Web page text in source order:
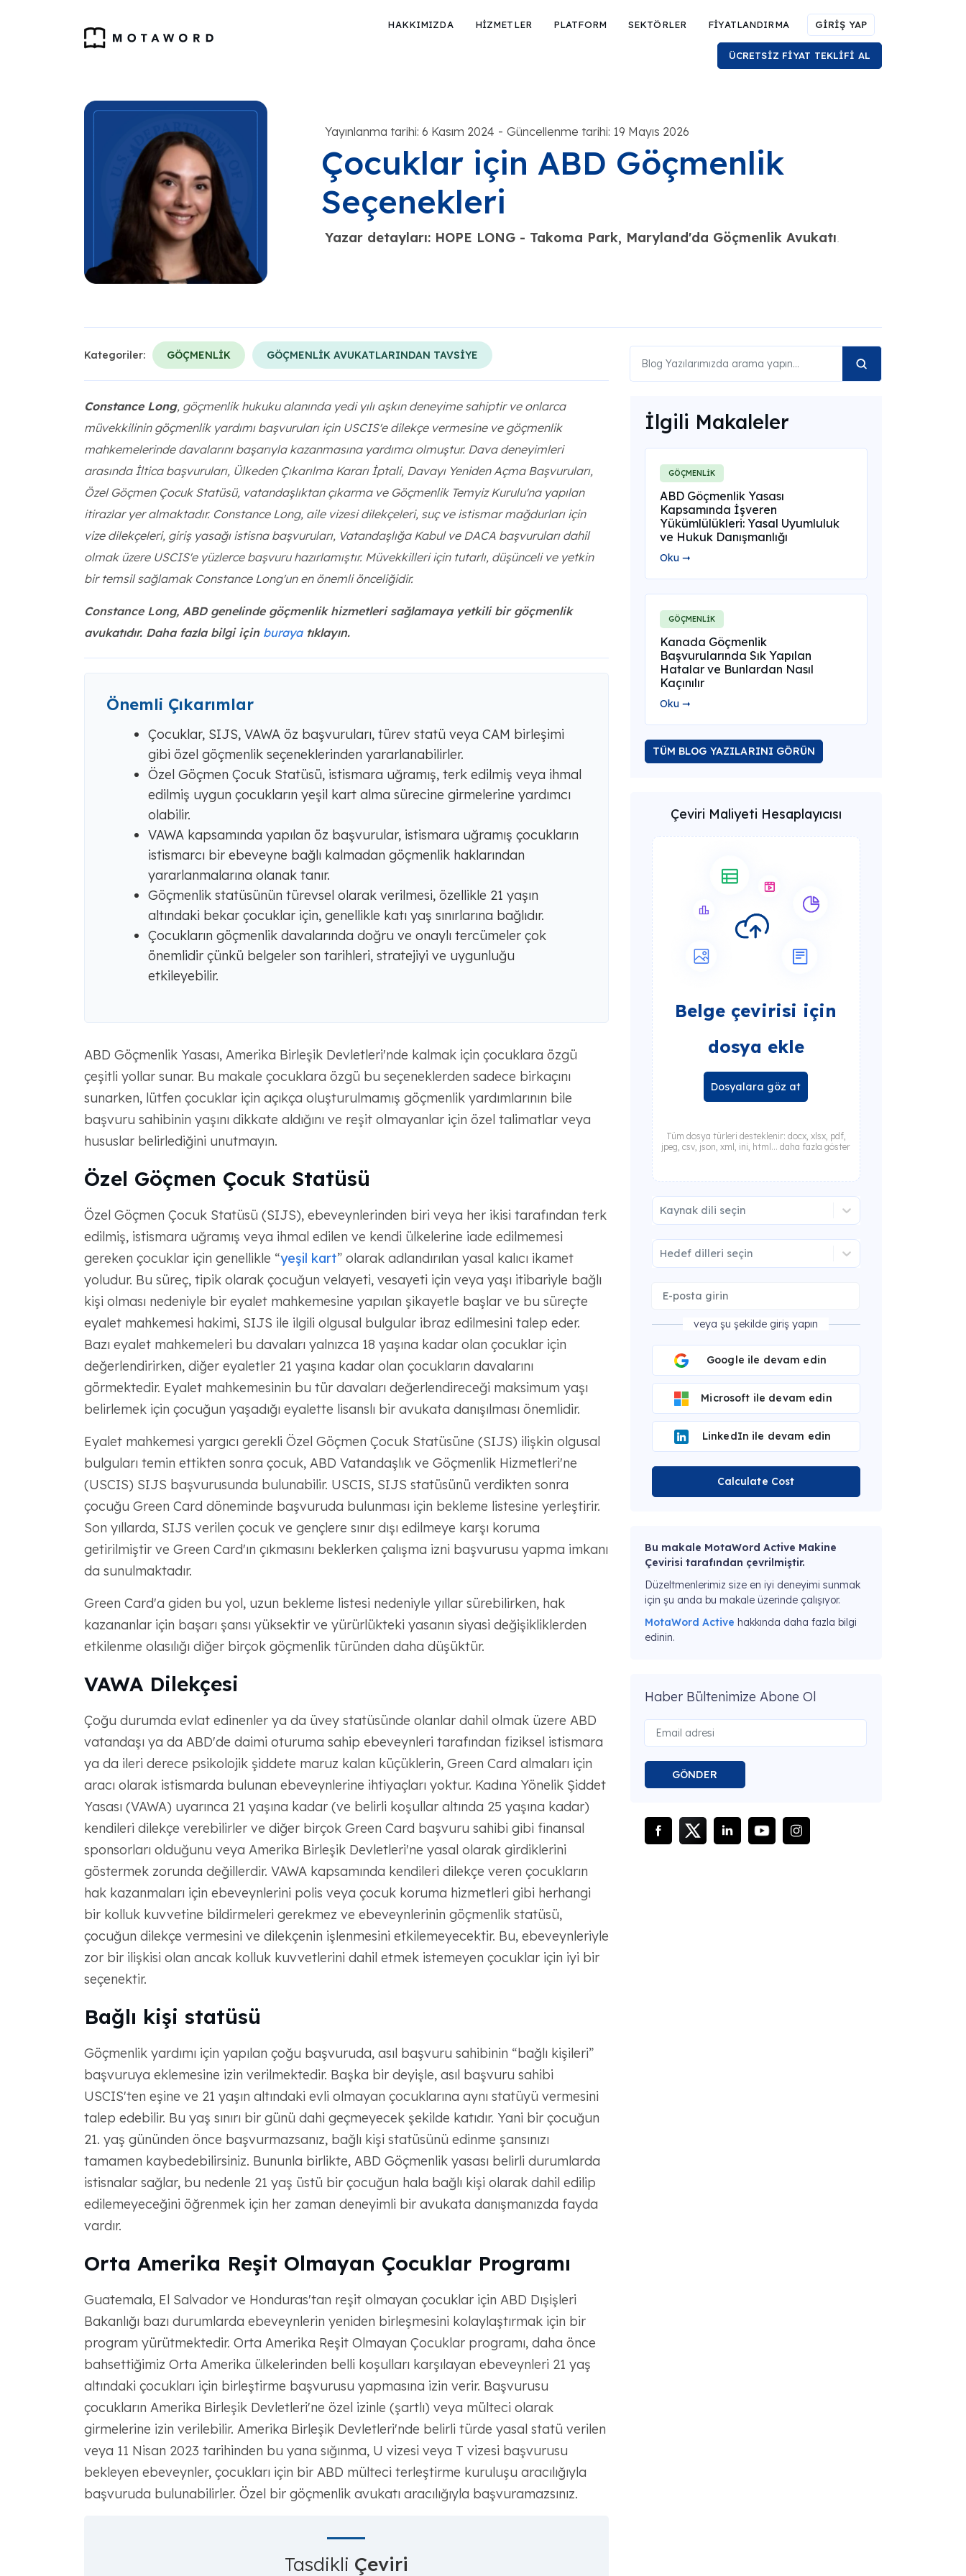
HAKKIMIZDA HİZMETLER PLATFORM SEKTÖRLER FİYATLANDIRMA GİRİŞ YAP
ÜCRETSİZ FİYAT TEKLİFİ AL
Yayınlanma tarihi: 6 Kasım 2024 - Güncellenme tarihi: 19 Mayıs 2026
Çocuklar için ABD Göçmenlik
Seçenekleri
Yazar detayları: HOPE LONG - Takoma Park, Maryland'da Göçmenlik Avukatı.
Kategoriler: GÖÇMENLİK GÖÇMENLİK AVUKATLARINDAN TAVSİYE
Constance Long, göçmenlik hukuku alanında yedi yılı aşkın deneyime sahiptir ve onlarca
müvekkilinin göçmenlik yardımı başvuruları için USCIS'e dilekçe vermesine ve göçmenlik
mahkemelerinde davalarını başarıyla kazanmasına yardımcı olmuştur. Dava deneyimleri
arasında İltica başvuruları, Ülkeden Çıkarılma Kararı İptali, Davayı Yeniden Açma Başvuruları,
Özel Göçmen Çocuk Statüsü, vatandaşlıktan çıkarma ve Göçmenlik Temyiz Kurulu'na yapılan
itirazlar yer almaktadır. Constance Long, aile vizesi dilekçeleri, suç ve istismar mağdurları için
vize dilekçeleri, giriş yasağı istisna başvuruları, Vatandaşlığa Kabul ve DACA başvuruları dahil
olmak üzere USCIS'e yüzlerce başvuru hazırlamıştır. Müvekkilleri için tutarlı, düşünceli ve yetkin
bir temsil sağlamak Constance Long'un en önemli önceliğidir.
Constance Long, ABD genelinde göçmenlik hizmetleri sağlamaya yetkili bir göçmenlik
avukatıdır. Daha fazla bilgi için burayatıklayın.
Önemli Çıkarımlar
Çocuklar, SIJS, VAWA öz başvuruları, türev statü veya CAM birleşimi
gibi özel göçmenlik seçeneklerinden yararlanabilirler.
Özel Göçmen Çocuk Statüsü, istismara uğramış, terk edilmiş veya ihmal
edilmiş uygun çocukların yeşil kart alma sürecine girmelerine yardımcı
olabilir.
VAWA kapsamında yapılan öz başvurular, istismara uğramış çocukların
istismarcı bir ebeveyne bağlı kalmadan göçmenlik haklarından
yararlanmalarına olanak tanır.
Göçmenlik statüsünün türevsel olarak verilmesi, özellikle 21 yaşın
altındaki bekar çocuklar için, genellikle katı yaş sınırlarına bağlıdır.
Çocukların göçmenlik davalarında doğru ve onaylı tercümeler çok
önemlidir çünkü belgeler son tarihleri, stratejiyi ve uygunluğu
etkileyebilir.
ABD Göçmenlik Yasası, Amerika Birleşik Devletleri'nde kalmak için çocuklara özgü
çeşitli yollar sunar. Bu makale çocuklara özgü bu seçeneklerden sadece birkaçını
sunarken, lütfen çocuklar için açıkça oluşturulmamış göçmenlik yardımlarının bile
başvuru sahibinin yaşını dikkate aldığını ve reşit olmayanlar için özel talimatlar veya
hususlar belirlediğini unutmayın.
Özel Göçmen Çocuk Statüsü
Özel Göçmen Çocuk Statüsü (SIJS), ebeveynlerinden biri veya her ikisi tarafından terk
edilmiş, istismara uğramış veya ihmal edilen ve kendi ülkelerine iade edilmemesi
gereken çocuklar için genellikle “yeşil kart” olarak adlandırılan yasal kalıcı ikamet
yoludur. Bu süreç, tipik olarak çocuğun velayeti, vesayeti için veya yaşı itibariyle bağlı
kişi olması nedeniyle bir eyalet mahkemesine yapılan şikayetle başlar ve bu süreçte
eyalet mahkemesi hakimi, SIJS ile ilgili olgusal bulgular ibraz edilmesini talep eder.
Bazı eyalet mahkemeleri bu davaları yalnızca 18 yaşına kadar olan çocuklar için
değerlendirirken, diğer eyaletler 21 yaşına kadar olan çocukların davalarını
görmektedir. Eyalet mahkemesinin bu tür davaları değerlendireceği maksimum yaşı
belirlemek için çocuğun yaşadığı eyalette lisanslı bir avukata danışılması önemlidir.
Eyalet mahkemesi yargıcı gerekli Özel Göçmen Çocuk Statüsüne (SIJS) ilişkin olgusal
bulguları temin ettikten sonra çocuk, ABD Vatandaşlık ve Göçmenlik Hizmetleri'ne
(USCIS) SIJS başvurusunda bulunabilir. USCIS, SIJS statüsünü verdikten sonra
çocuğu Green Card döneminde başvuruda bulunması için bekleme listesine yerleştirir.
Son yıllarda, SIJS verilen çocuk ve gençlere sınır dışı edilmeye karşı koruma
getirilmiştir ve Green Card'ın çıkmasını beklerken çalışma izni başvurusu yapma imkanı
da sunulmaktadır.
Green Card'a giden bu yol, uzun bekleme listesi nedeniyle yıllar sürebilirken, hak
kazananlar için başarı şansı yüksektir ve yürürlükteki yasanın siyasi değişikliklerden
etkilenme olasılığı diğer birçok göçmenlik türünden daha düşüktür.
VAWA Dilekçesi
Çoğu durumda evlat edinenler ya da üvey statüsünde olanlar dahil olmak üzere ABD
vatandaşı ya da ABD'de daimi oturuma sahip ebeveynleri tarafından fiziksel istismara
ya da ileri derece psikolojik şiddete maruz kalan küçüklerin, Green Card almaları için
aracı olarak istismarda bulunan ebeveynlerine ihtiyaçları yoktur. Kadına Yönelik Şiddet
Yasası (VAWA) uyarınca 21 yaşına kadar (ve belirli koşullar altında 25 yaşına kadar)
kendileri dilekçe verebilirler ve diğer birçok Green Card başvuru sahibi gibi finansal
sponsorları olduğunu veya Amerika Birleşik Devletleri'ne yasal olarak girdiklerini
göstermek zorunda değillerdir. VAWA kapsamında kendileri dilekçe veren çocukların
hak kazanmaları için ebeveynlerini polis veya çocuk koruma hizmetleri gibi herhangi
bir kolluk kuvvetine bildirmeleri gerekmez ve ebeveynlerinin göçmenlik statüsü,
çocuğun dilekçe vermesini ve dilekçenin işlenmesini etkilemeyecektir. Bu, ebeveynleriyle
zor bir ilişkisi olan ancak kolluk kuvvetlerini dahil etmek istemeyen çocuklar için iyi bir
seçenektir.
Bağlı kişi statüsü
Göçmenlik yardımı için yapılan çoğu başvuruda, asıl başvuru sahibinin “bağlı kişileri”
başvuruya eklemesine izin verilmektedir. Başka bir deyişle, asıl başvuru sahibi
USCIS'ten eşine ve 21 yaşın altındaki evli olmayan çocuklarına aynı statüyü vermesini
talep edebilir. Bu yaş sınırı bir günü dahi geçmeyecek şekilde katıdır. Yani bir çocuğun
21. yaş gününden önce başvurmazsanız, bağlı kişi statüsünü edinme şansınızı
tamamen kaybedebilirsiniz. Bununla birlikte, ABD Göçmenlik yasası belirli durumlarda
istisnalar sağlar, bu nedenle 21 yaş üstü bir çocuğun hala bağlı kişi olarak dahil edilip
edilemeyeceğini öğrenmek için her zaman deneyimli bir avukata danışmanızda fayda
vardır.
Orta Amerika Reşit Olmayan Çocuklar Programı
Guatemala, El Salvador ve Honduras'tan reşit olmayan çocuklar için ABD Dışişleri
Bakanlığı bazı durumlarda ebeveynlerin yeniden birleşmesini kolaylaştırmak için bir
program yürütmektedir. Orta Amerika Reşit Olmayan Çocuklar programı, daha önce
bahsettiğimiz Orta Amerika ülkelerinden belli koşulları karşılayan ebeveynleri 21 yaş
altındaki çocukları için birleştirme başvurusu yapmasına izin verir. Başvurusu
çocukların Amerika Birleşik Devletleri'ne özel izinle (şartlı) veya mülteci olarak
girmelerine izin verilebilir. Amerika Birleşik Devletleri'nde belirli türde yasal statü verilen
veya 11 Nisan 2023 tarihinden bu yana sığınma, U vizesi veya T vizesi başvurusu
bekleyen ebeveynler, çocukları için bir ABD mülteci terleştirme kuruluşu aracılığıyla
başvuruda bulunabilirler. Özel bir göçmenlik avukatı aracılığıyla başvuramazsınız.
Tasdikli Çeviri
İlgili Makaleler
GÖÇMENLİK
ABD Göçmenlik Yasası
Kapsamında İşveren
Yükümlülükleri: Yasal Uyumluluk
ve Hukuk Danışmanlığı
Oku ➞
GÖÇMENLİK
Kanada Göçmenlik
Başvurularında Sık Yapılan
Hatalar ve Bunlardan Nasıl
Kaçınılır
Oku ➞
TÜM BLOG YAZILARINI GÖRÜN
Çeviri Maliyeti Hesaplayıcısı
Belge çevirisi için
dosya ekle
Dosyalara göz at
Tüm dosya türleri desteklenir: docx, xlsx, pdf,
jpeg, csv, json, xml, ini, html... daha fazla göster
Kaynak dili seçin
Hedef dilleri seçin
veya şu şekilde giriş yapın
Google ile devam edin
Microsoft ile devam edin
LinkedIn ile devam edin
Calculate Cost
Bu makale MotaWord Active Makine
Çevirisi tarafından çevrilmiştir.
Düzeltmenlerimiz size en iyi deneyimi sunmak
için şu anda bu makale üzerinde çalışıyor.
MotaWord Active hakkında daha fazla bilgi
edinin.
Haber Bültenimize Abone Ol
GÖNDER